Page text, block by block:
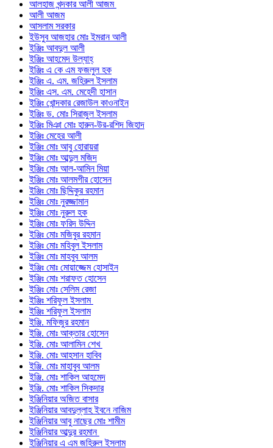
আলহাজ খন্দকার আলী আজম
আলী আজম
আসলাম সরকার
ইউসুব আজহার মোঃ ইমরান আলী
ইঞ্জিঃ আবদুল আলী
ইঞ্জিঃ আহমেদ উল্যাহ্
ইঞ্জিঃ এ কে এম ফজলুল হক
ইঞ্জিঃ এ. এম. জহিরুল ইসলাম
ইঞ্জিঃ এস. এম. মেহেদী হাসান
ইঞ্জিঃ খোন্দকার রেজাউল কাওনাইন
ইঞ্জিঃ ড. মোঃ সিরাজুল ইসলাম
ইঞ্জিঃ মিঞা মোঃ হারুন-উর-রশিদ জিহাদ
ইঞ্জিঃ মেহের আলী
ইঞ্জিঃ মোঃ আবু হোরায়রা
ইঞ্জিঃ মোঃ আব্দুল মজিদ
ইঞ্জিঃ মোঃ আল-আমিন মিয়া
ইঞ্জিঃ মোঃ আলমগীর হোসেন
ইঞ্জিঃ মোঃ ছিদ্দিকুর রহমান
ইঞ্জিঃ মোঃ নুরজ্জামান
ইঞ্জিঃ মোঃ নুরুল হক
ইঞ্জিঃ মোঃ ফরিদ উদ্দিন
ইঞ্জিঃ মোঃ মজিবুর রহমান
ইঞ্জিঃ মোঃ মহিবুল ইসলাম
ইঞ্জিঃ মোঃ মাহবুব আলম
ইঞ্জিঃ মোঃ মোয়াজ্জেম হোসাইন
ইঞ্জিঃ মোঃ শরাফত হোসেন
ইঞ্জিঃ মোঃ সেলিম রেজা
ইঞ্জিঃ শরিফুল ইসলাম
ইঞ্জিঃ শরিফুল ইসলাম
ইঞ্জি. মফিজুর রহমান
ইঞ্জি. মোঃ আক্তার হোসেন
ইঞ্জি. মোঃ আলামিন শেখ
ইঞ্জি. মোঃ আহসান হাবিব
ইঞ্জি. মোঃ মাহাবুব আলম
ইঞ্জি. মোঃ শাকিল আহমেদ
ইঞ্জি. মোঃ শাকিল সিকদার
ইঞ্জিনিয়ার অজিত বাসার
ইঞ্জিনিয়ার আবদুল্লাহ ইবনে নাজিম
ইঞ্জিনিয়ার আবু নাছের মোঃ শামীম
ইঞ্জিনিয়ার আব্দুর রহমান
ইঞ্জিনিয়ার এ এম জহিরুল ইসলাম